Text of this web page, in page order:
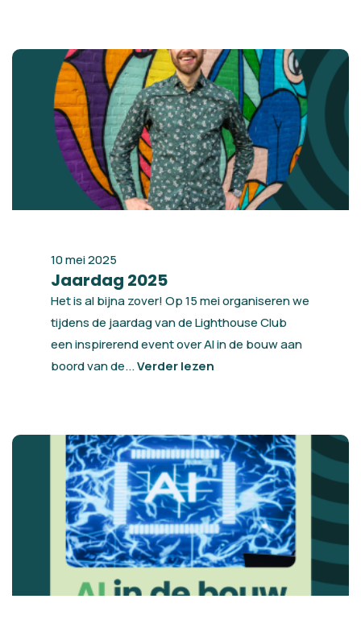
10 mei 2025
Jaardag 2025
Het is al bijna zover! Op 15 mei organiseren we
tijdens de jaardag van de Lighthouse Club
een inspirerend event over AI in de bouw aan
boord van de...Verder lezen